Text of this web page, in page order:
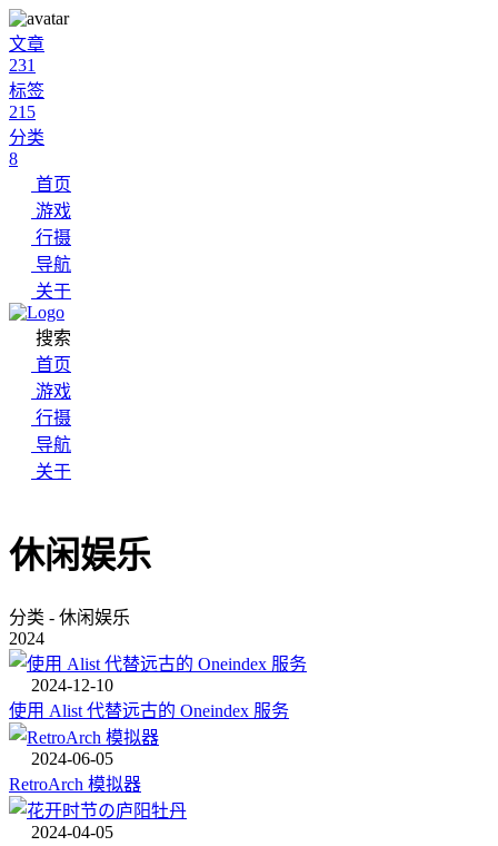
文章
231
标签
215
分类
8
首页
游戏
行摄
导航
关于
搜索
首页
游戏
行摄
导航
关于
休闲娱乐
分类 - 休闲娱乐
2024
2024-12-10
使用 Alist 代替远古的 Oneindex 服务
2024-06-05
RetroArch 模拟器
2024-04-05